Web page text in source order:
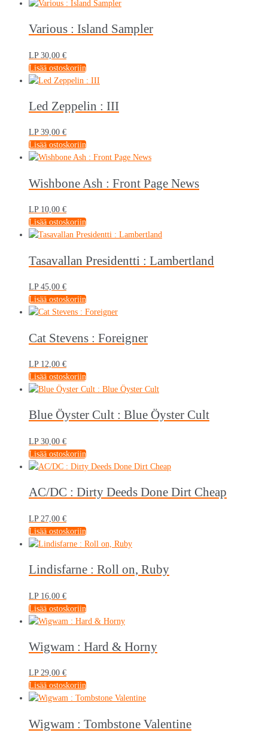
Various : Island Sampler
LP 30,00 €
Lisää ostoskoriin
Led Zeppelin : III
LP 39,00 €
Lisää ostoskoriin
Wishbone Ash : Front Page News
LP 10,00 €
Lisää ostoskoriin
Tasavallan Presidentti : Lambertland
LP 45,00 €
Lisää ostoskoriin
Cat Stevens : Foreigner
LP 12,00 €
Lisää ostoskoriin
Blue Öyster Cult : Blue Öyster Cult
LP 30,00 €
Lisää ostoskoriin
AC/DC : Dirty Deeds Done Dirt Cheap
LP 27,00 €
Lisää ostoskoriin
Lindisfarne : Roll on, Ruby
LP 16,00 €
Lisää ostoskoriin
Wigwam : Hard & Horny
LP 29,00 €
Lisää ostoskoriin
Wigwam : Tombstone Valentine